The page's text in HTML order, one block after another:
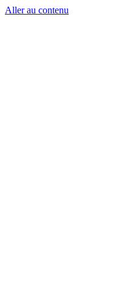
Aller au contenu